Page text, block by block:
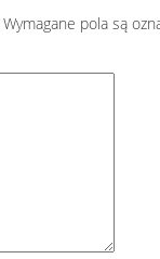
Wymagane pola są